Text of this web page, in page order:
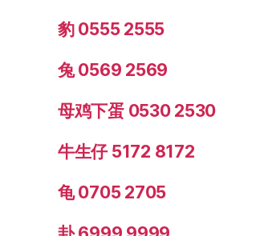
豹 0555 2555
兔 0569 2569
母鸡下蛋 0530 2530
牛生仔 5172 8172
龟 0705 2705